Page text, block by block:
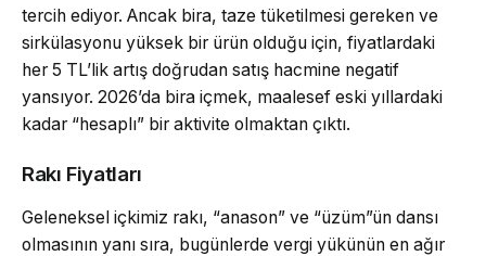
tercih ediyor. Ancak bira, taze tüketilmesi gereken ve
sirkülasyonu yüksek bir ürün olduğu için, fiyatlardaki
her 5 TL’lik artış doğrudan satış hacmine negatif
yansıyor. 2026’da bira içmek, maalesef eski yıllardaki
kadar “hesaplı” bir aktivite olmaktan çıktı.
Rakı Fiyatları
Geleneksel içkimiz rakı, “anason” ve “üzüm”ün dansı
olmasının yanı sıra, bugünlerde vergi yükünün en ağır